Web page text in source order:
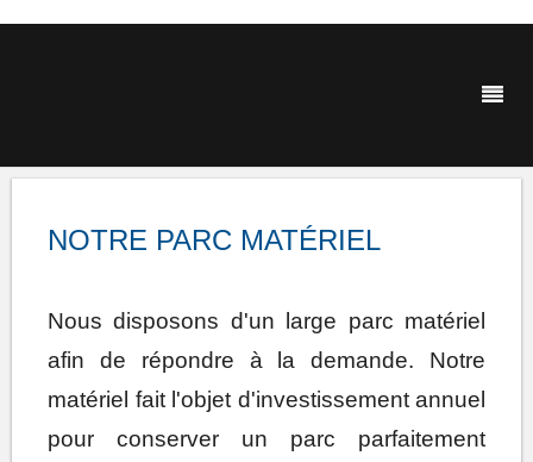
NOTRE PARC MATÉRIEL
Nous disposons d'un large parc matériel
afin de répondre à la demande. Notre
matériel fait l'objet d'investissement annuel
pour conserver un parc parfaitement